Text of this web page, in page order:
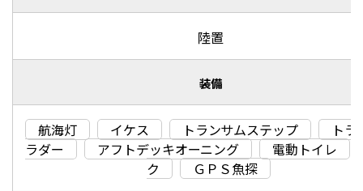
陸置
装備
航海灯 イケス トランサムステップ
ト
ラダー
アフトデッキオーニング
電動トイレ
ク
ＧＰＳ魚探